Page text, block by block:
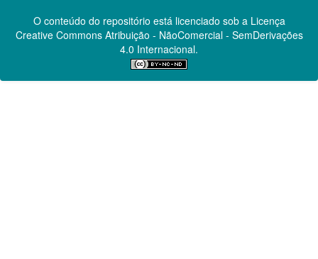
O conteúdo do repositório está licenciado sob a Licença
Creative CommonsAtribuição - NãoComercial - SemDerivações
4.0 Internacional.